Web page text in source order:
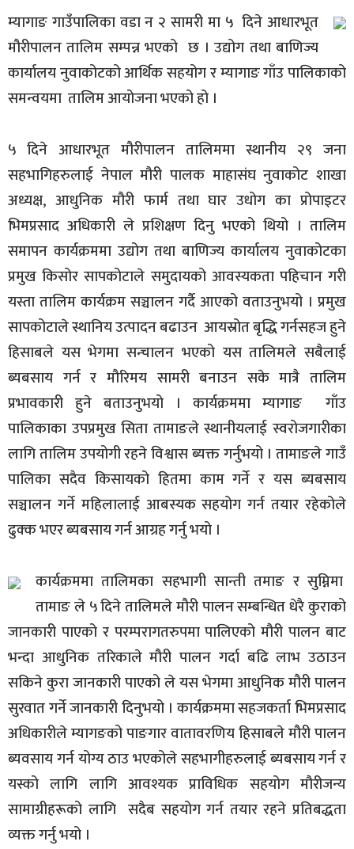
म्यागाङ गाउँपालिका वडा न २ सामरी मा ५ दिने आधारभूत
मौरीपालन तालिम सम्पन्न भएको छ । उद्योग तथा बाणिज्य
कार्यालय नुवाकोटको आर्थिक सहयोग र म्यागाङ गाँउ पालिकाको
समन्वयमा तालिम आयोजना भएको हो ।
५ दिने आधारभूत मौरीपालन तालिममा स्थानीय २९ जना
सहभागिहरुलाई नेपाल मौरी पालक माहासंघ नुवाकोट शाखा
अध्यक्ष, आधुनिक मौरी फार्म तथा घार उधोग का प्रोपाइटर
भिमप्रसाद अधिकारी ले प्रशिक्षण दिनु भएको थियो । तालिम
समापन कार्यक्रममा उद्योग तथा बाणिज्य कार्यालय नुवाकोटका
प्रमुख किसोर सापकोटाले समुदायको आवस्यकता पहिचान गरी
यस्ता तालिम कार्यक्रम सञ्चालन गर्दै आएको वताउनुभयो । प्रमुख
सापकोटाले स्थानिय उत्पादन बढाउन आयस्रोत बृद्धि गर्नसहज हुने
हिसाबले यस भेगमा सन्चालन भएको यस तालिमले सबैलाई
ब्यबसाय गर्न र मौरिमय सामरी बनाउन सके मात्रै तालिम
प्रभावकारी हुने बताउनुभयो । कार्यक्रममा म्यागाङ गाँउ
पालिकाका उपप्रमुख सिता तामाङले स्थानीयलाई स्वरोजगारीका
लागि तालिम उपयोगी रहने विश्वास ब्यक्त गर्नुभयो । तामाङले गाउँ
पालिका सदैव किसायको हितमा काम गर्ने र यस ब्यबसाय
सञ्चालन गर्ने महिलालाई आबस्यक सहयोग गर्न तयार रहेकोले
ढुक्क भएर ब्यबसाय गर्न आग्रह गर्नु भयो ।
कार्यक्रममा तालिमका सहभागी सान्ती तमाङ र सुम्निमा
तामाङ ले ५ दिने तालिमले मौरी पालन सम्बन्धित धेरै कुराको
जानकारी पाएको र परम्परागतरुपमा पालिएको मौरी पालन बाट
भन्दा आधुनिक तरिकाले मौरी पालन गर्दा बढि लाभ उठाउन
सकिने कुरा जानकारी पाएको ले यस भेगमा आधुनिक मौरी पालन
सुरवात गर्ने जानकारी दिनुभयो । कार्यक्रममा सहजकर्ता भिमप्रसाद
अधिकारीले म्यागङको पाङगार वातावरणिय हिसाबले मौरी पालन
ब्यवसाय गर्न योग्य ठाउ भएकोले सहभागीहरुलाई ब्यबसाय गर्न र
यस्को लागि लागि आवश्यक प्राविधिक सहयोग मौरीजन्य
सामाग्रीहरूको लागि सदैब सहयोग गर्न तयार रहने प्रतिबद्धता
व्यक्त गर्नु भयो ।